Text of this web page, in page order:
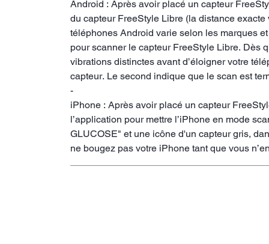
Android : Après avoir placé un capteur
du capteur FreeStyle Libre (la distance exacte
téléphones Android varie selon les marques
pour scanner le capteur FreeStyle Libre. Dès
vibrations distinctes avant d’éloigner votre
capteur. Le second indique que le scan est
-
iPhone : Après avoir placé un capteur
l’application pour mettre l’iPhone en mode
GLUCOSE" et une icône d'un capteur gris,
ne bougez pas votre iPhone tant que vous